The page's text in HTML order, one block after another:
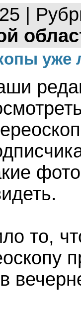
|
уже
то,